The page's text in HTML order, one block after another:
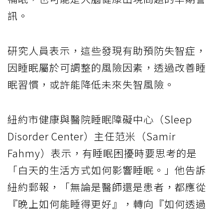
訊。
研究人員表示，這些發現有助預防失智症，
因睡眠屬於可調整的風險因素，透過改善睡
眠習慣，或許能降低未來失智風險。
紐約市健康與醫院睡眠障礙中心（Sleep
Disorder Center）主任范米（Samir
Fahmy）表示，有睡眠困擾時要思考的是
「白天的生活方式如何影響睡眠。」他告訴
紐約郵報，「無論是醫師還是患者，都應從
『晚上如何能睡得更好』，轉向『如何透過